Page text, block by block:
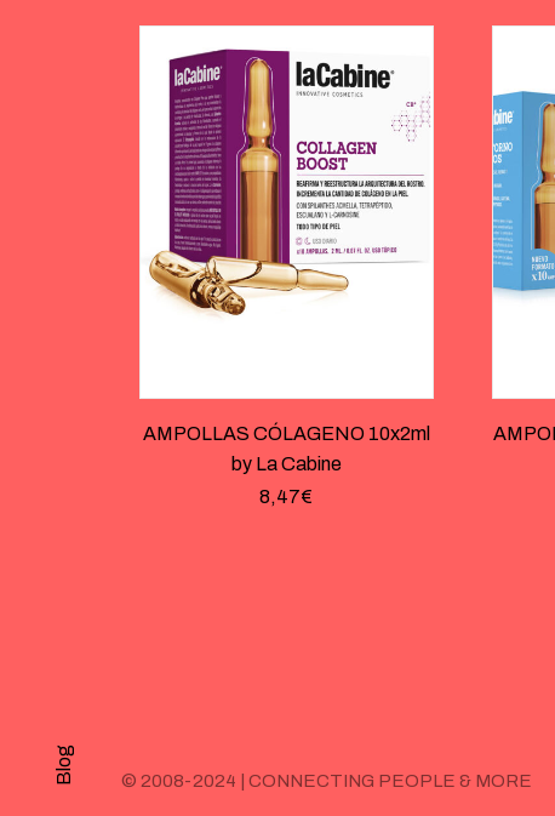
Blog
AMPOLLAS CÓLAGENO 10x2ml
by La Cabine
8,47€
© 2008-2024 | CONNECTING PEOPLE & MORE